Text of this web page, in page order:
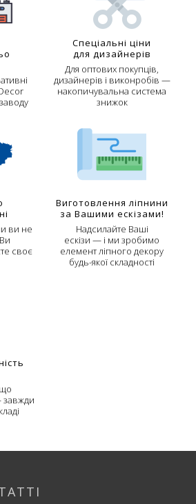
Спеціальні ціни
для дизайнерів
Для оптових покупців,
дизайнерів і виконробів —
накопичувальна система
знижок
ви не
своє
Виготовлення ліпнини
за Вашими ескізами!
Надсилайте Ваші
ескізи — і ми зробимо
елемент ліпного декору
будь-якої складності
завжди